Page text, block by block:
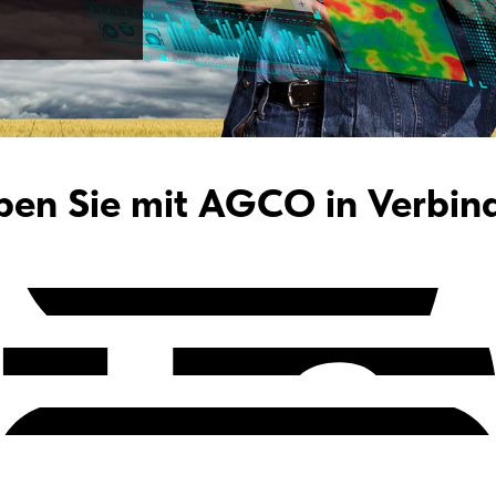
Sie mit AGCO in